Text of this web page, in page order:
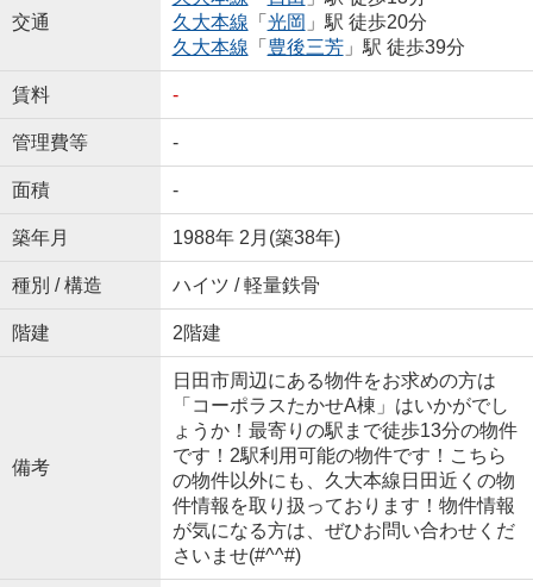
交通
久大本線 「 光岡 」駅 徒歩20分
久大本線 「 豊後三芳」駅 徒歩39分
賃料 -
管理費等 -
面積 -
築年月 1988年 2月(築38年)
種別 / 構造 ハイツ / 軽量鉄骨
階建 2階建
備考
日田市周辺にある物件をお求めの方は
「コーポラスたかせA棟」はいかがでし
ょうか！最寄りの駅まで徒歩13分の物件
です！2駅利用可能の物件です！こちら
の物件以外にも、久大本線日田近くの物
件情報を取り扱っております！物件情報
が気になる方は、ぜひお問い合わせくだ
さいませ(#^^#)